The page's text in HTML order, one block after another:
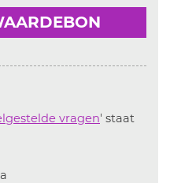
vragen' staat